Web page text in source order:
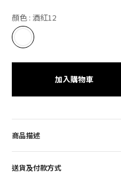
顏色 : 酒紅12
加入購物車
商品描述
送貨及付款方式